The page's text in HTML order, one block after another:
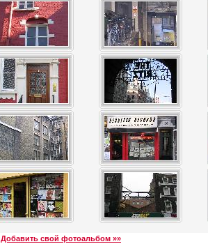
Добавить свой фотоальбом »»